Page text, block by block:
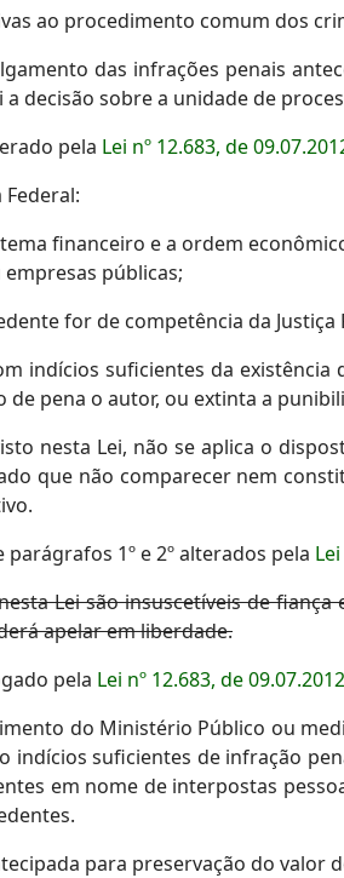
ao procedimento comum dos
das infrações penais
decisão sobre a unidade de
pela Lei nº 12.683, de
financeiro e a ordem
públicas;
for de competência da Justiça
indícios suficientes da
pena o autor, ou extinta a
nesta Lei, não se aplica o
que não comparecer nem
parágrafos 1º e 2º alterados pela
Lei são insuscetíveis de
apelar em liberdade.
pela Lei nº 12.683, de 09.07.2012
do Ministério Público ou
indícios suficientes de infração
em nome de interpostas
para preservação do